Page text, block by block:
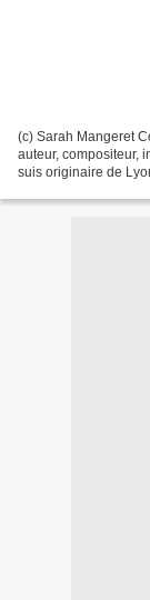
(c) Sarah Mangeret
auteur, compositeur,
suis originaire de